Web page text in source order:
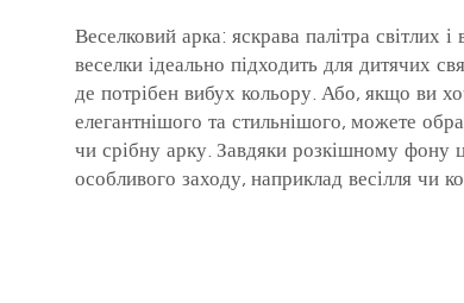
Веселковий арка: яскрава палітра світлих
веселки ідеально підходить для дитячих
де потрібен вибух кольору. Або, якщо ви
елегантнішого та стильнішого, можете
чи срібну арку. Завдяки розкішному фону
особливого заходу, наприклад весілля чи